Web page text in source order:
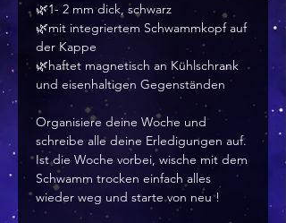
🌿1- 2 mm dick, schwarz
🌿mit integriertem Schwammkopf auf
der Kappe
🌿haftet magnetisch an Kühlschrank
und eisenhaltigen Gegenständen
Organisiere deine Woche und
schreibe alle deine Erledigungen auf.
Ist die Woche vorbei, wische mit dem
Schwamm trocken einfach alles
wieder weg und starte von neu !